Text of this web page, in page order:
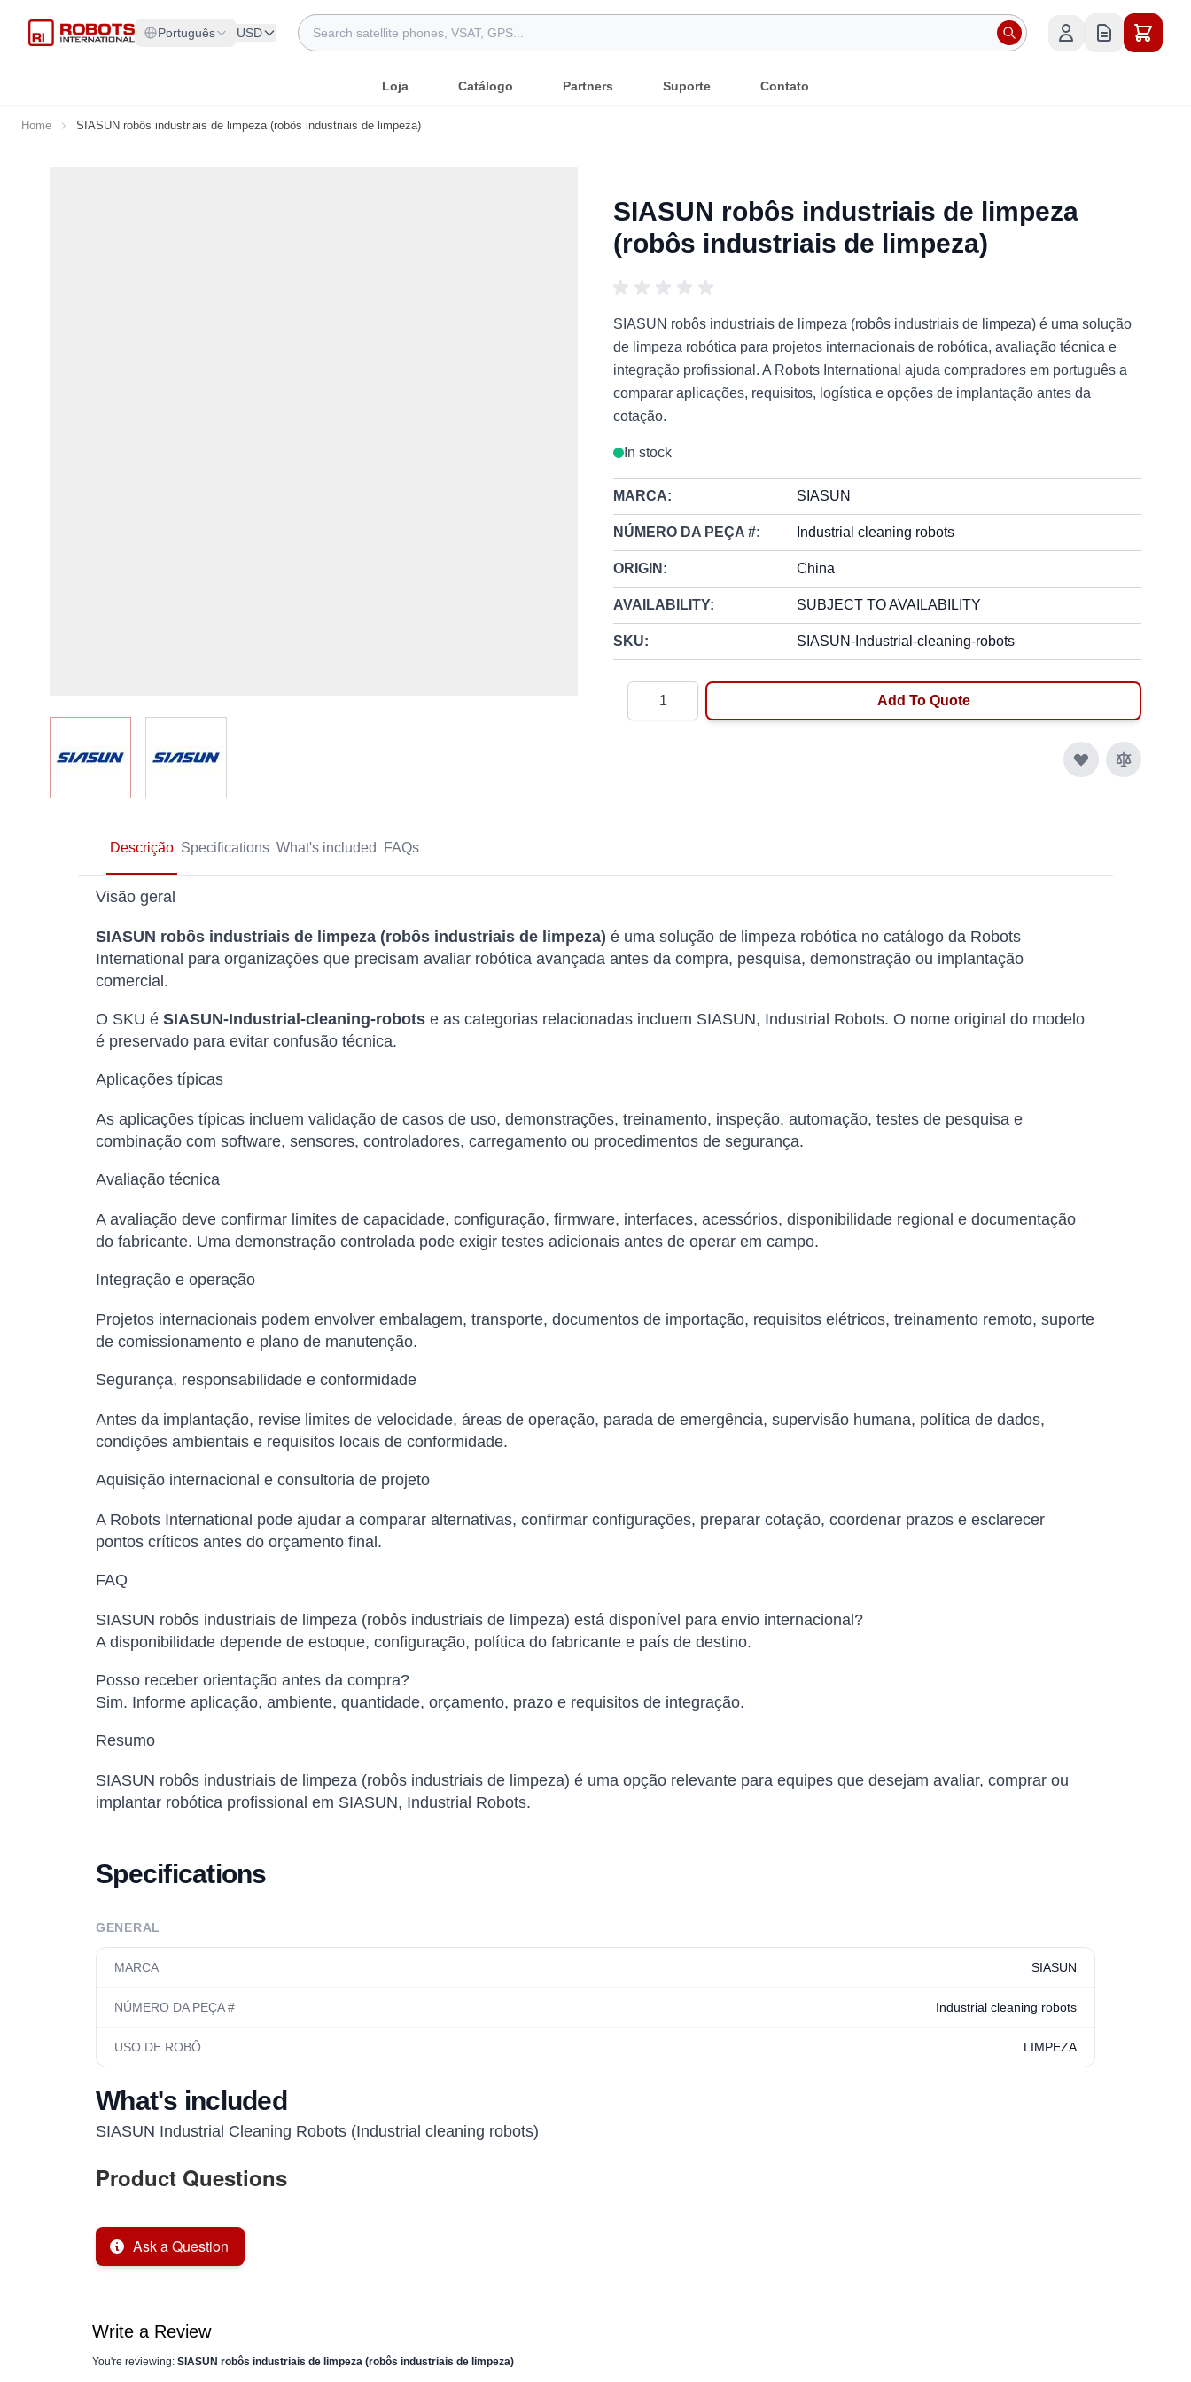
Português USD
Search
Loja Catálogo Partners Suporte Contato
Home SIASUN robôs industriais de limpeza (robôs industriais de limpeza)
SIASUN robôs industriais de limpeza
(robôs industriais de limpeza)
SIASUN robôs industriais de limpeza (robôs industriais de limpeza) é uma solução
de limpeza robótica para projetos internacionais de robótica, avaliação técnica e
integração profissional. A Robots International ajuda compradores em português a
comparar aplicações, requisitos, logística e opções de implantação antes da
cotação.
In stock
MARCA: SIASUN
NÚMERO DA PEÇA #: Industrial cleaning robots
ORIGIN: China
AVAILABILITY: SUBJECT TO AVAILABILITY
SKU: SIASUN-Industrial-cleaning-robots
Add To Quote
Descrição Specifications What's included FAQs
Visão geral
SIASUN robôs industriais de limpeza (robôs industriais de limpeza) é uma solução de limpeza robótica no catálogo da Robots
International para organizações que precisam avaliar robótica avançada antes da compra, pesquisa, demonstração ou implantação
comercial.
O SKU é SIASUN-Industrial-cleaning-robots e as categorias relacionadas incluem SIASUN, Industrial Robots. O nome original do modelo
é preservado para evitar confusão técnica.
Aplicações típicas
As aplicações típicas incluem validação de casos de uso, demonstrações, treinamento, inspeção, automação, testes de pesquisa e
combinação com software, sensores, controladores, carregamento ou procedimentos de segurança.
Avaliação técnica
A avaliação deve confirmar limites de capacidade, configuração, firmware, interfaces, acessórios, disponibilidade regional e documentação
do fabricante. Uma demonstração controlada pode exigir testes adicionais antes de operar em campo.
Integração e operação
Projetos internacionais podem envolver embalagem, transporte, documentos de importação, requisitos elétricos, treinamento remoto, suporte
de comissionamento e plano de manutenção.
Segurança, responsabilidade e conformidade
Antes da implantação, revise limites de velocidade, áreas de operação, parada de emergência, supervisão humana, política de dados,
condições ambientais e requisitos locais de conformidade.
Aquisição internacional e consultoria de projeto
A Robots International pode ajudar a comparar alternativas, confirmar configurações, preparar cotação, coordenar prazos e esclarecer
pontos críticos antes do orçamento final.
FAQ
SIASUN robôs industriais de limpeza (robôs industriais de limpeza) está disponível para envio internacional?
A disponibilidade depende de estoque, configuração, política do fabricante e país de destino.
Posso receber orientação antes da compra?
Sim. Informe aplicação, ambiente, quantidade, orçamento, prazo e requisitos de integração.
Resumo
SIASUN robôs industriais de limpeza (robôs industriais de limpeza) é uma opção relevante para equipes que desejam avaliar, comprar ou
implantar robótica profissional em SIASUN, Industrial Robots.
Specifications
GENERAL
MARCA SIASUN
NÚMERO DA PEÇA # Industrial cleaning robots
USO DE ROBÔ LIMPEZA
What's included
SIASUN Industrial Cleaning Robots (Industrial cleaning robots)
Product Questions
Ask a Question
Write a Review
You're reviewing: SIASUN robôs industriais de limpeza (robôs industriais de limpeza)